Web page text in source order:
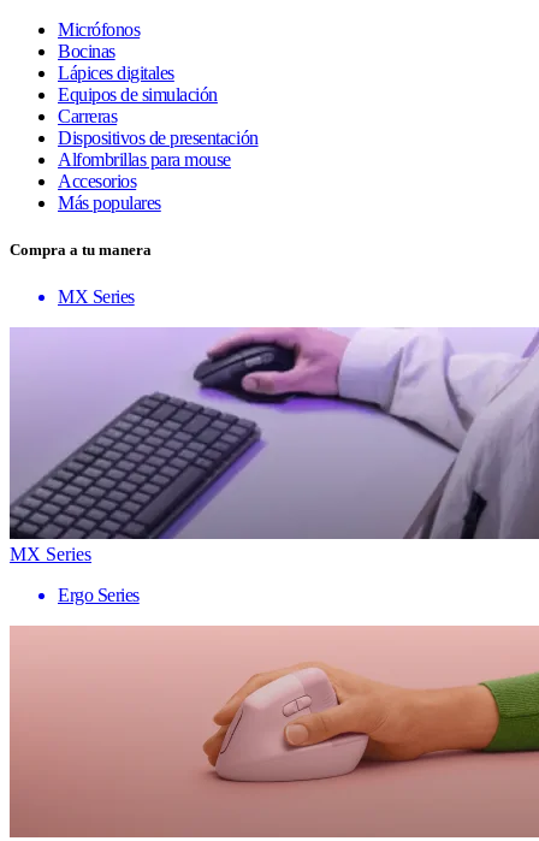
Micrófonos
Bocinas
Lápices digitales
Equipos de simulación
Carreras
Dispositivos de presentación
Alfombrillas para mouse
Accesorios
Más populares
Compra a tu manera
MX Series
MX Series
Ergo Series